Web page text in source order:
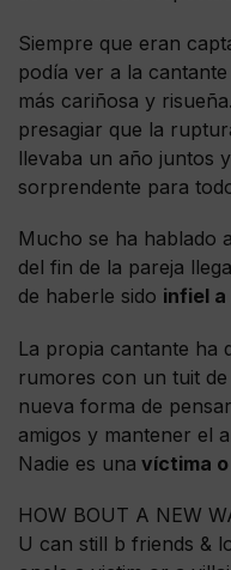
Siempre que eran
podía ver a la
más cariñosa y
presagiar que la
llevaba un año juntos
sorprendente para
Mucho se ha hablado
del fin de la pareja
de haberle sido infiel a
La propia cantante ha
rumores con un tuit de
nueva forma de
amigos y mantener el
Nadie es una víctima
HOW BOUT A NEW
U can still b friends &